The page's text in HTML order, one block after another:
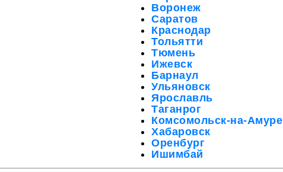
Воронеж
Саратов
Краснодар
Тольятти
Тюмень
Ижевск
Барнаул
Ульяновск
Ярославль
Таганрог
Комсомольск-на-Амуре
Хабаровск
Оренбург
Ишимбай
Мелеуз